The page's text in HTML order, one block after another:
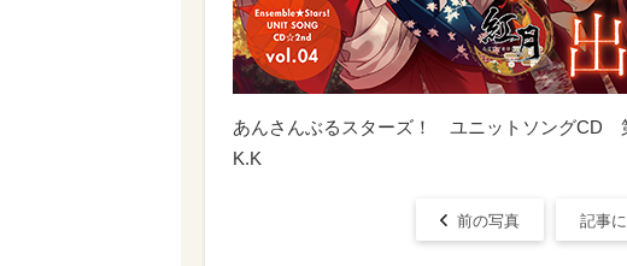
あんさんぶるスターズ！ ユニットソング
K.K
前の写真 記事